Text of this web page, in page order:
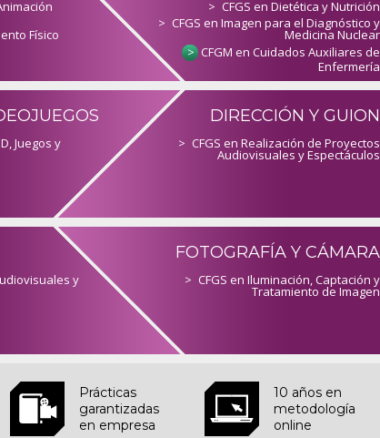
Físico
> CFGS en Dietética y Nutrición
> CFGS en Imagen para el Diagnóstico y
Medicina Nuclear
> CFGM en Cuidados Auxiliares de
Enfermería
Juegos y
DIRECCIÓN Y GUION
> CFGS en Realización de Proyectos
Audiovisuales y Espectáculos
y
FOTOGRAFÍA Y CÁMARA
> CFGS en Iluminación, Captación y
Tratamiento de Imagen
Prácticas
garantizadas
en empresa
10 años en
metodología
online